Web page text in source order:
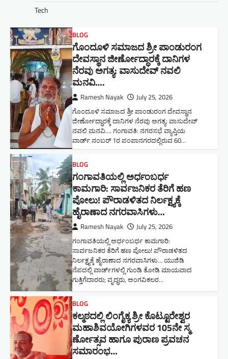
Tech
BLOG
ಗೊಂದೂಳಿ ಸಮಾಜದ ಶ್ರೀ ಪಾಂಡುರಂಗ
ದೇವಸ್ಥಾನ ಜೀರ್ಣೋದ್ಧಾರಕ್ಕೆ ದಾನಿಗಳ
ನೆರವು ಅಗತ್ಯ: ವಾಸುದೇವ್ ನವಲಿ
ಮನವಿ​….
Ramesh Nayak July 25, 2026
ಗೊಂದೂಳಿ ಸಮಾಜದ ಶ್ರೀ ಪಾಂಡುರಂಗ ದೇವಸ್ಥಾನ
ಜೀರ್ಣೋದ್ಧಾರಕ್ಕೆ ದಾನಿಗಳ ನೆರವು ಅಗತ್ಯ: ವಾಸುದೇವ್
ನವಲಿ ಮನವಿ​…. ಗಂಗಾವತಿ: ​ನಗರಸಭೆ ವ್ಯಾಪ್ತಿಯ
ವಾರ್ಡ್ ನಂಬರ್ 1ರ ಪಂಪಾನಗರದಲ್ಲಿರುವ 60…
BLOG
ಗಂಗಾವತಿಯಲ್ಲಿ ಅರ್ಧಂಬರ್ಧ
ಕಾಮಗಾರಿ: ಸಾರ್ವಜನಿಕರ ತೆರಿಗೆ ಹಣ
ಪೋಲು! ಪೌರಾಡಳಿತದ ನಿರ್ಲಕ್ಷ್ಯಕ್ಕೆ
ಹೈರಾಣಾದ ನಗರವಾಸಿಗಳು​…
Ramesh Nayak July 25, 2026
ಗಂಗಾವತಿಯಲ್ಲಿ ಅರ್ಧಂಬರ್ಧ ಕಾಮಗಾರಿ:
ಸಾರ್ವಜನಿಕರ ತೆರಿಗೆ ಹಣ ಪೋಲು! ಪೌರಾಡಳಿತದ
ನಿರ್ಲಕ್ಷ್ಯಕ್ಕೆ ಹೈರಾಣಾದ ನಗರವಾಸಿಗಳು​… ಯುಜಿಡಿ
ನೆಪದಲ್ಲಿ ವಾರ್ಡ್‌ಗಳಲ್ಲಿ ಗುಂಡಿ ತೋಡಿ ಮಾಯವಾದ
ಗುತ್ತಿಗೆದಾರರು; ವೃದ್ಧರು, ಅಂಗವಿಕಲರ…
BLOG
ಕಲ್ಮಠದಲ್ಲಿ ಲಿಂಗೈಕ್ಯ ಶ್ರೀ ಕೊಟ್ಟೂರೇಶ್ವರ
ಮಹಾಶಿವಯೋಗಿಗಳವರ 105ನೇ ಸ್ಮ
ರ್ಣೋತ್ಸವ ಹಾಗೂ ಪುರಾಣ ಪ್ರವಚನ
ಸಮಾರಂಭ​…